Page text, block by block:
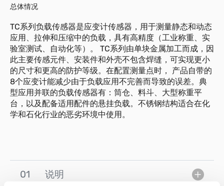
总体情况
TC系列负载传感器是应变计传感器，用于测量静态和动态
应用、拉伸和压缩中的负载，具有高精度（工业称重、实
验室测试、自动化等）。 TC系列由单块金属加工而成，因
此主要传感元件、安装件和外壳不包含焊缝，可实现更小
的尺寸和更高的防护等级。在配置测量点时， 产品自带的
8个应变计能减少由于负载应用不完善而导致的误差。典
型应用并联的负载传感器有：筒仓、料斗、大型称重平
台，以及配备适用配件的悬挂负载。不锈钢结构适合在化
学和石化行业的恶劣环境中使用。
01 说明